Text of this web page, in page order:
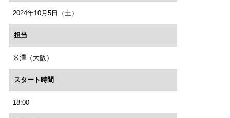
2024年10月5日（土）
担当
米澤（大阪）
スタート時間
18:00